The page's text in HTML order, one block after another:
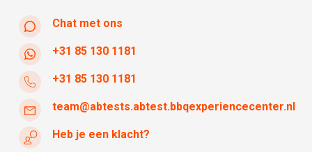
Chat met ons
+31 85 130 1181
+31 85 130 1181
team@abtests.abtest.bbqexperiencecenter.nl
Heb je een klacht?